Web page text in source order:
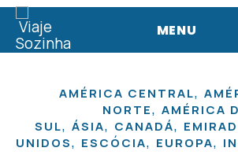
MENU
AMÉRICA CENTRAL,
NORTE, AMÉRICA
SUL, ÁSIA, CANADÁ,
UNIDOS, ESCÓCIA, EUROPA,